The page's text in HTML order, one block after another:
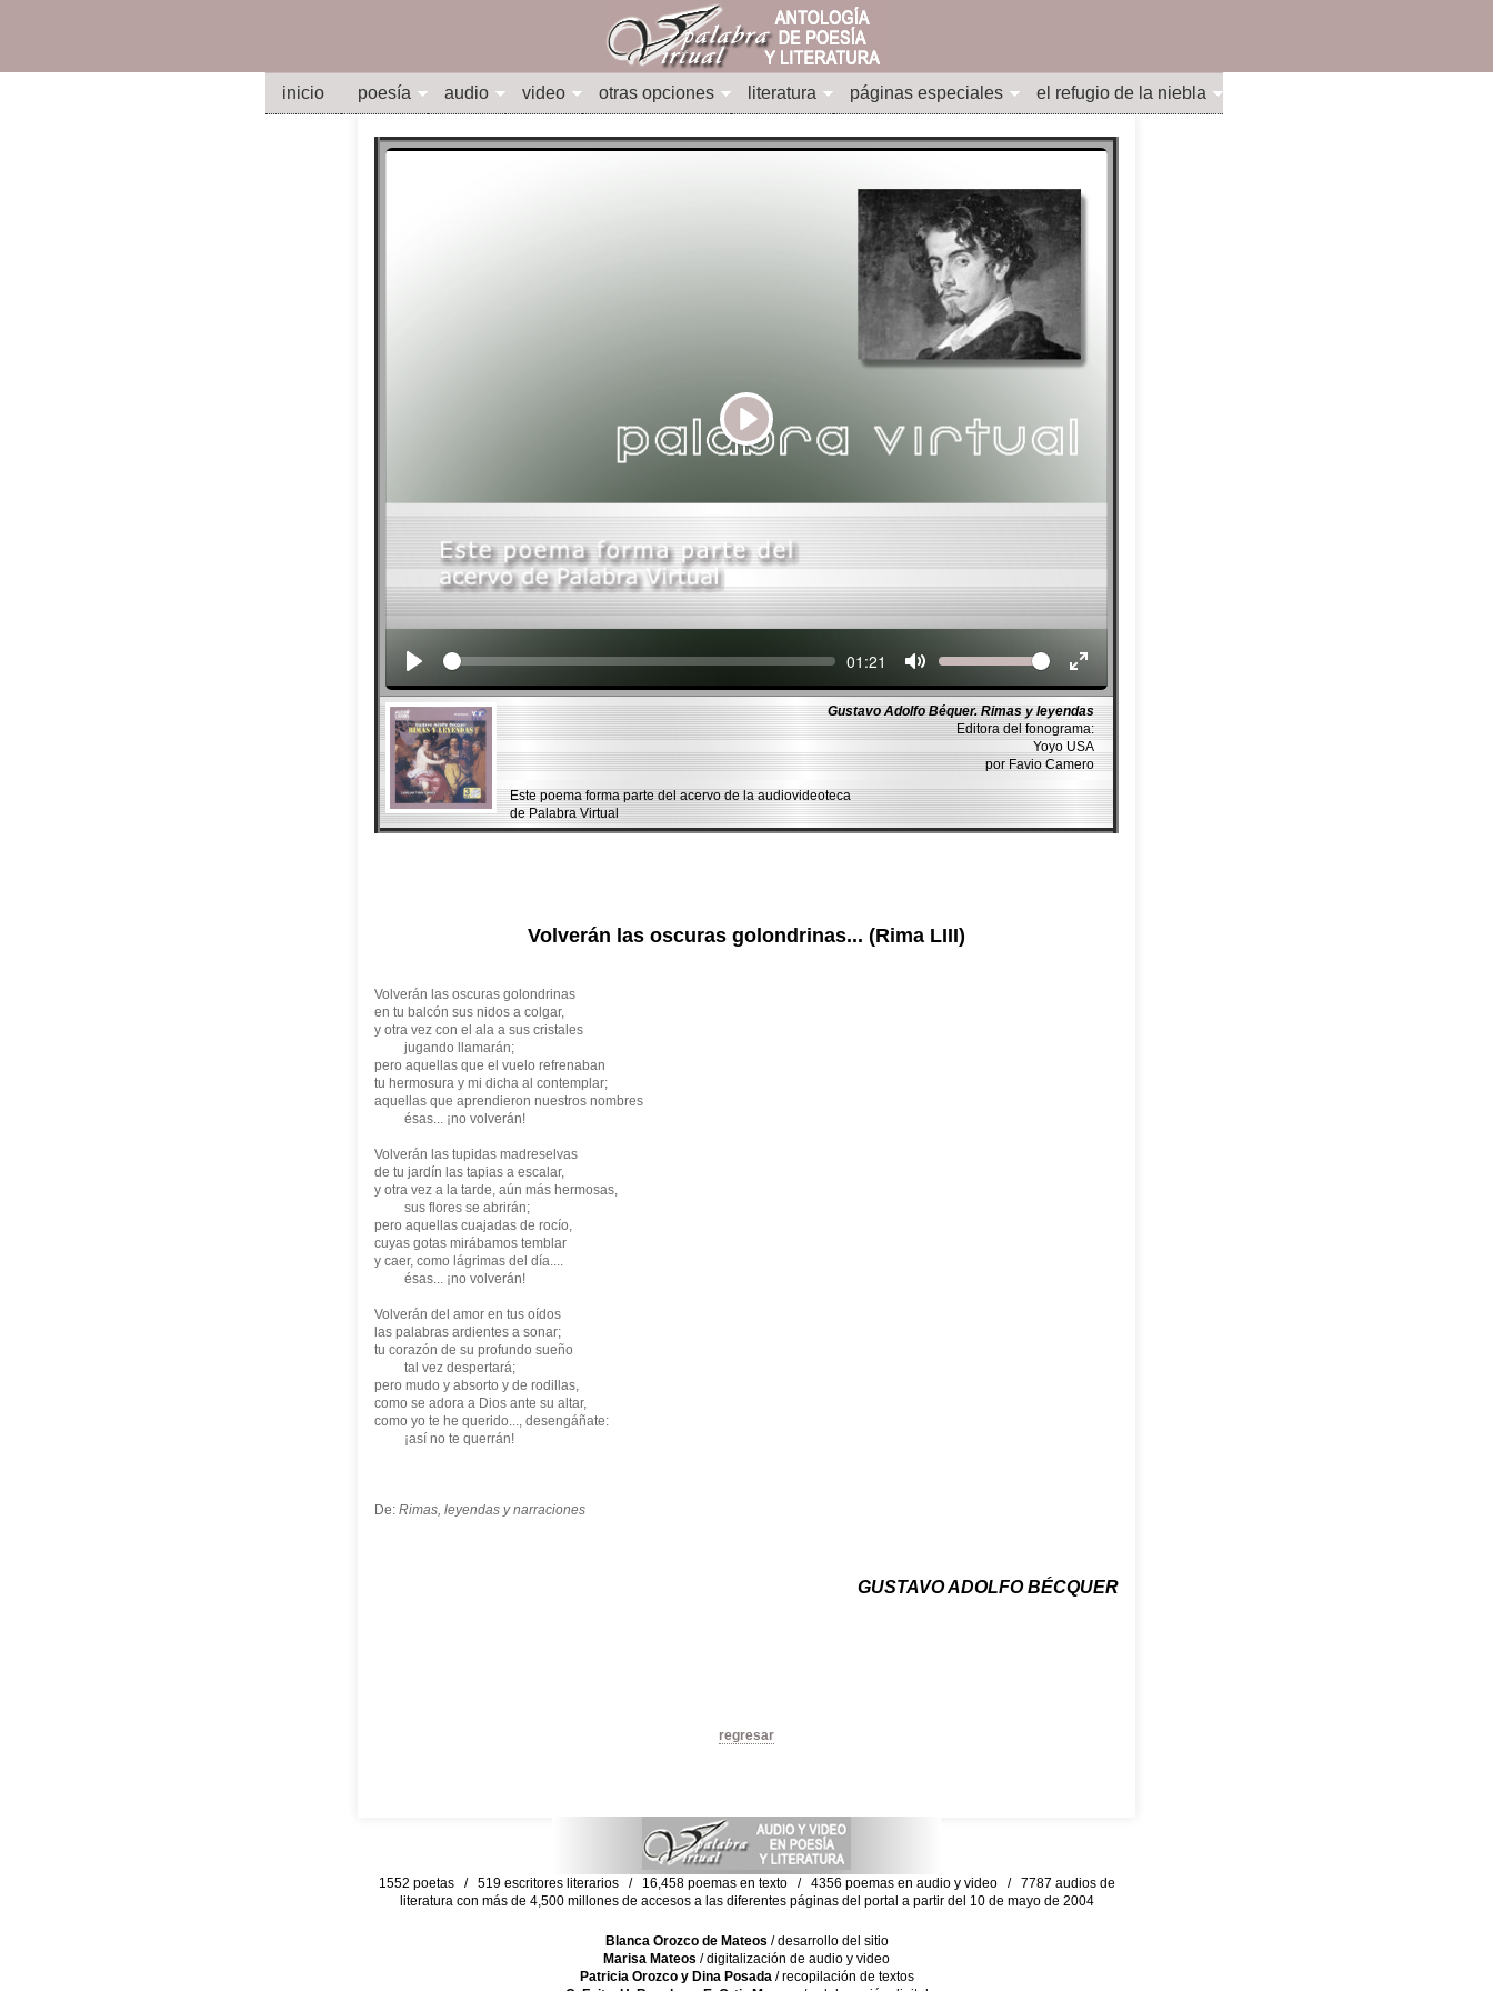
inicio poesía audio video otras opciones literatura páginas especiales el refugio de la niebla
Play
Seek Current
01:21 Volume
Gustavo Adolfo Béquer. Rimas y leyendas
Editora del fonograma:
Yoyo USA
por Favio Camero
Este poema forma parte del acervo de la audiovideoteca
de Palabra Virtual
Volverán las oscuras golondrinas... (Rima LIII)
Volverán las oscuras golondrinas
en tu balcón sus nidos a colgar,
y otra vez con el ala a sus cristales
jugando llamarán;
pero aquellas que el vuelo refrenaban
tu hermosura y mi dicha al contemplar;
aquellas que aprendieron nuestros nombres
ésas... ¡no volverán!
Volverán las tupidas madreselvas
de tu jardín las tapias a escalar,
y otra vez a la tarde, aún más hermosas,
sus flores se abrirán;
pero aquellas cuajadas de rocío,
cuyas gotas mirábamos temblar
y caer, como lágrimas del día....
ésas... ¡no volverán!
Volverán del amor en tus oídos
las palabras ardientes a sonar;
tu corazón de su profundo sueño
tal vez despertará;
pero mudo y absorto y de rodillas,
como se adora a Dios ante su altar,
como yo te he querido..., desengáñate:
¡así no te querrán!
De: Rimas, leyendas y narraciones
GUSTAVO ADOLFO BÉCQUER
regresar
1552 poetas / 519 escritores literarios / 16,458 poemas en texto / 4356 poemas en audio y video / 7787 audios de
literatura con más de 4,500 millones de accesos a las diferentes páginas del portal a partir del 10 de mayo de 2004
Blanca Orozco de Mateos / desarrollo del sitio
Marisa Mateos / digitalización de audio y video
Patricia Orozco y Dina Posada/ recopilación de textos